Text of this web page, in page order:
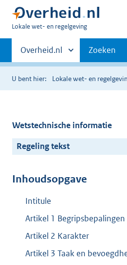
U
hier:
Lokale wet- en regelgeving
Primaire
navigatie
Andere
sites
binnen
Overheid.nl Zoeken
U bent hier: Lokale wet- en
Wetstechnische informatie
Regeling tekst
Inhoudsopgave
Intitule
Artikel 1 Begripsbepalingen
Artikel 2 Karakter
Artikel 3 Taak en